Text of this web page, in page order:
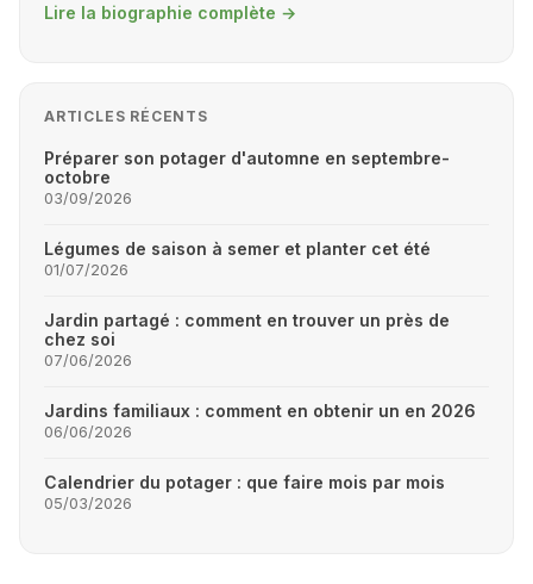
Lire la biographie complète →
ARTICLES RÉCENTS
Préparer son potager d'automne en septembre-
octobre
03/09/2026
Légumes de saison à semer et planter cet été
01/07/2026
Jardin partagé : comment en trouver un près de
chez soi
07/06/2026
Jardins familiaux : comment en obtenir un en 2026
06/06/2026
Calendrier du potager : que faire mois par mois
05/03/2026